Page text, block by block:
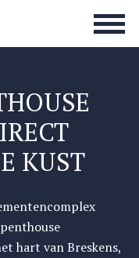
KUST
hart van Breskens,